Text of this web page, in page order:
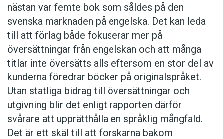
nästan var femte bok som såldes på den
svenska marknaden på engelska. Det kan leda
till att förlag både fokuserar mer på
översättningar från engelskan och att många
titlar inte översätts alls eftersom en stor del av
kunderna föredrar böcker på originalspråket.
Utan statliga bidrag till översättningar och
utgivning blir det enligt rapporten därför
svårare att upprätthålla en språklig mångfald.
Det är ett skäl till att forskarna bakom